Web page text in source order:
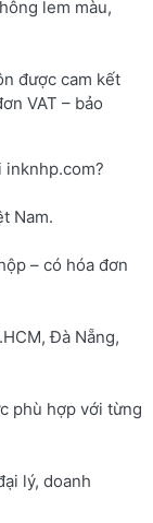
lem màu,
được cam kết
VAT – bảo
inknhp.com?
Nam.
– có hóa đơn
Đà Nẵng,
phù hợp với từng
lý, doanh